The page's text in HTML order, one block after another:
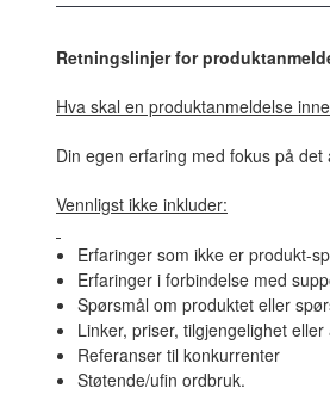
Retningslinjer for
Hva skal en produktanmeldelse
Din egen erfaring med fokus på det
Vennligst ikke inkluder:
Erfaringer som ikke er produkt-
Erfaringer i forbindelse med
Spørsmål om produktet eller
Linker, priser, tilgjengelighet
Referanser til konkurrenter
Støtende/ufin ordbruk.